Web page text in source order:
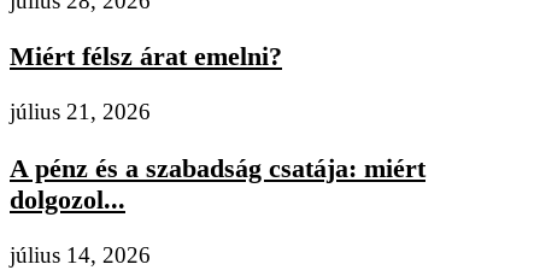
Miért félsz árat emelni?
július 21, 2026
A pénz és a szabadság csatája: miért
dolgozol...
július 14, 2026